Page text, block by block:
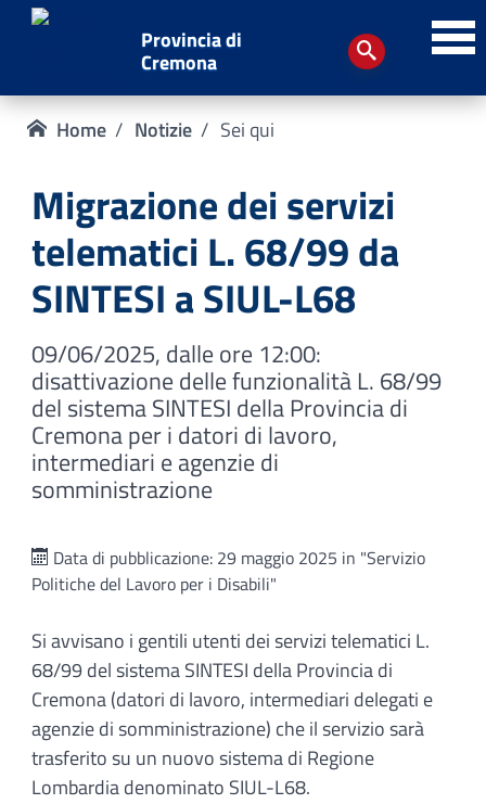
Provincia di
Cremona
Home Notizie Sei qui
Migrazione dei servizi
telematici L. 68/99 da
SINTESI a SIUL-L68
09/06/2025, dalle ore 12:00:
disattivazione delle funzionalità L. 68/99
del sistema SINTESI della Provincia di
Cremona per i datori di lavoro,
intermediari e agenzie di
somministrazione
Data di pubblicazione: 29 maggio 2025 in "Servizio
Politiche del Lavoro per i Disabili"
Si avvisano i gentili utenti dei servizi telematici L.
68/99 del sistema SINTESI della Provincia di
Cremona (datori di lavoro, intermediari delegati e
agenzie di somministrazione) che il servizio sarà
trasferito su un nuovo sistema di Regione
Lombardia denominato SIUL-L68.